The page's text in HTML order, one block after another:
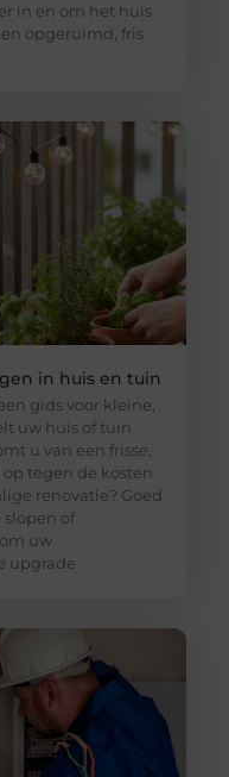
in en om het huis
opgeruimd, fris
in huis en tuin
gids voor kleine,
uw huis of tuin
u van een frisse,
tegen de kosten
renovatie? Goed
of
uw
upgrade